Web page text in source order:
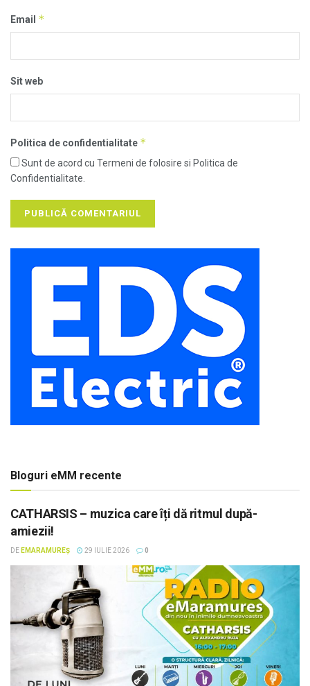
Email *
Sit web
Politica de confidentialitate *
Sunt de acord cu Termeni de folosire si Politica de
Confidentialitate.
Bloguri eMM recente
CATHARSIS – muzica care îți dă ritmul după-
amiezii!
DE EMARAMUREȘ 29 IULIE 2026 0